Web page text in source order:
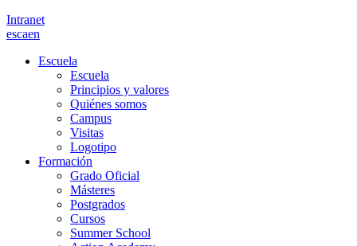
Intranet
escaen
Escuela
Escuela
Principios y valores
Quiénes somos
Campus
Visitas
Logotipo
Formación
Grado Oficial
Másteres
Postgrados
Cursos
Summer School